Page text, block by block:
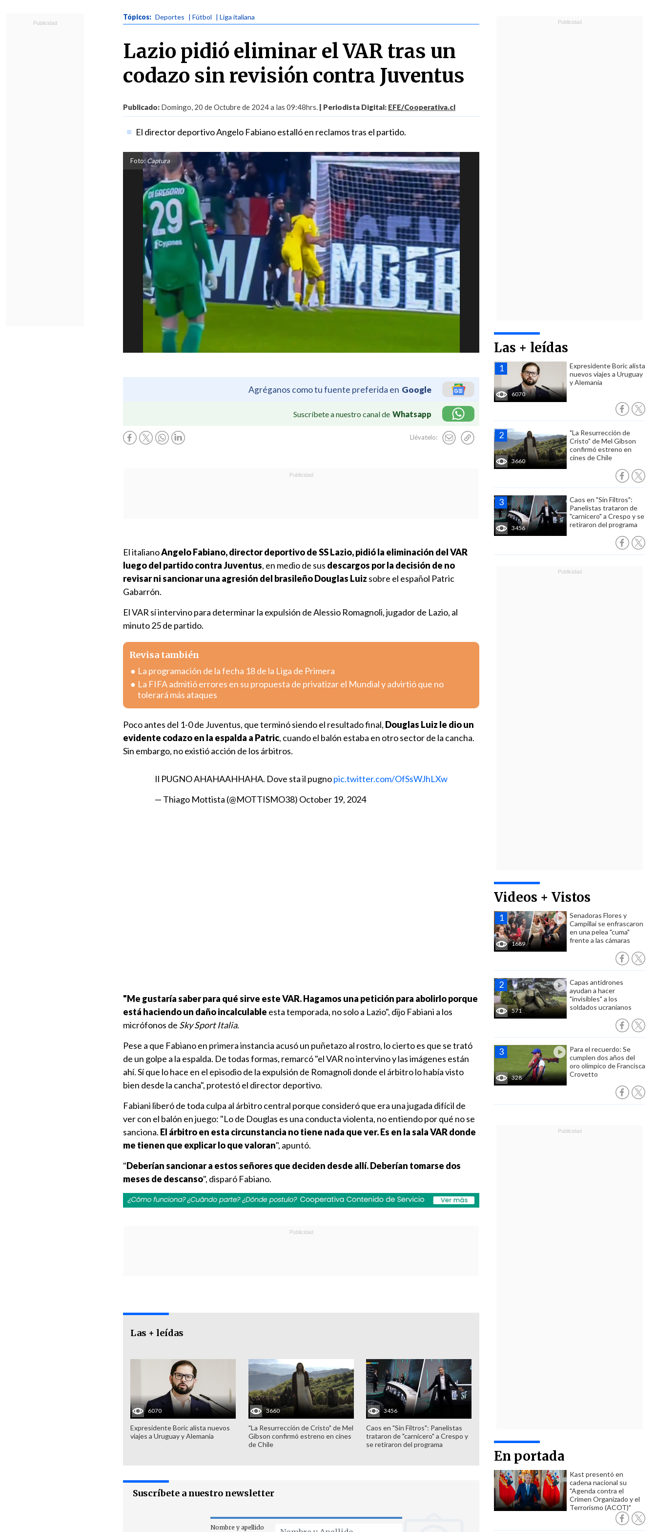
Tópicos: Deportes | Fútbol | Liga italiana
Lazio pidió eliminar el VAR tras un
codazo sin revisión contra Juventus
Publicado: Domingo, 20 de Octubre de 2024 a las 09:48hrs. | Periodista Digital: EFE/Cooperativa.cl
El director deportivo Angelo Fabiano estalló en reclamos tras el partido.
Foto: Captura
Agréganos como tu fuente preferida en Google
Suscríbete a nuestro canal de Whatsapp
Llévatelo:
Las + leídas
6070
Expresidente Boric alista
nuevos viajes a Uruguay
y Alemania
3660
"La Resurrección de
Cristo" de Mel Gibson
confirmó estreno en
cines de Chile
3456
Caos en "Sin Filtros":
Panelistas trataron de
"carnicero" a Crespo y se
retiraron del programa
Videos + Vistos
1689
Senadoras Flores y
Campillai se enfrascaron
en una pelea "cuma"
frente a las cámaras
571
Capas antidrones
ayudan a hacer
"invisibles" a los
soldados ucranianos
328
Para el recuerdo: Se
cumplen dos años del
oro olímpico de Francisca
Crovetto
En portada
Kast presentó en
cadena nacional su
"Agenda contra el
Crimen Organizado y el
Terrorismo (ACOT)"
El italianoAngelo Fabiano, director deportivo de SS Lazio, pidió la eliminación del VAR
luego del partido contra Juventus, en medio de sus descargos por la decisión de no
revisar ni sancionar una agresión del brasileño Douglas Luiz sobre el español Patric
Gabarrón.
El VAR sí intervino para determinar la expulsión de Alessio Romagnoli, jugador de Lazio, al
minuto 25 de partido.
Revisa también
La programación de la fecha 18 de la Liga de Primera
La FIFA admitió errores en su propuesta de privatizar el Mundial y advirtió que no
tolerará más ataques
Poco antes del 1-0 de Juventus, que terminó siendo el resultado final, Douglas Luiz le dio un
evidente codazo en la espalda a Patric, cuando el balón estaba en otro sector de la cancha.
Sin embargo, no existió acción de los árbitros.
Il PUGNO AHAHAAHHAHA. Dove sta il pugnopic.twitter.com/OfSsWJhLXw
— Thiago Mottista (@MOTTISMO38) October 19, 2024
"Me gustaría saber para qué sirve este VAR. Hagamos una petición para abolirlo porque
está haciendo un daño incalculable esta temporada, no solo a Lazio", dijo Fabiani a los
micrófonos de Sky Sport Italia.
Pese a que Fabiano en primera instancia acusó un puñetazo al rostro, lo cierto es que se trató
de un golpe a la espalda. De todas formas, remarcó "el VAR no intervino y las imágenes están
ahí. Sí que lo hace en el episodio de la expulsión de Romagnoli donde el árbitro lo había visto
bien desde la cancha", protestó el director deportivo.
Fabiani liberó de toda culpa al árbitro central porque consideró que era una jugada difícil de
ver con el balón en juego: "Lo de Douglas es una conducta violenta, no entiendo por qué no se
sanciona. El árbitro en esta circunstancia no tiene nada que ver. Es en la sala VAR donde
me tienen que explicar lo que valoran", apuntó.
"Deberían sancionar a estos señores que deciden desde allí. Deberían tomarse dos
meses de descanso", disparó Fabiano.
Las + leídas
6070
Expresidente Boric alista nuevos
viajes a Uruguay y Alemania
3660
"La Resurrección de Cristo" de Mel
Gibson confirmó estreno en cines
de Chile
3456
Caos en "Sin Filtros": Panelistas
trataron de "carnicero" a Crespo y
se retiraron del programa
Suscríbete a nuestro newsletter
Nombre y apellido